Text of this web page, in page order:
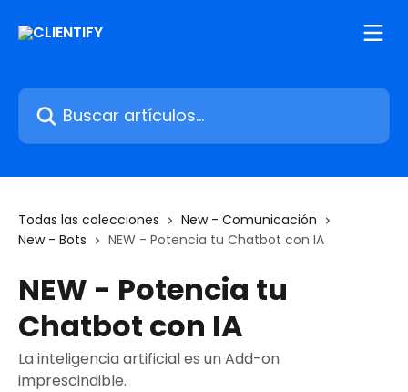
Buscar artículos...
Todas las colecciones
New - Comunicación
New - Bots
NEW - Potencia tu Chatbot con IA
NEW - Potencia tu
Chatbot con IA
La inteligencia artificial es un Add-on
imprescindible.